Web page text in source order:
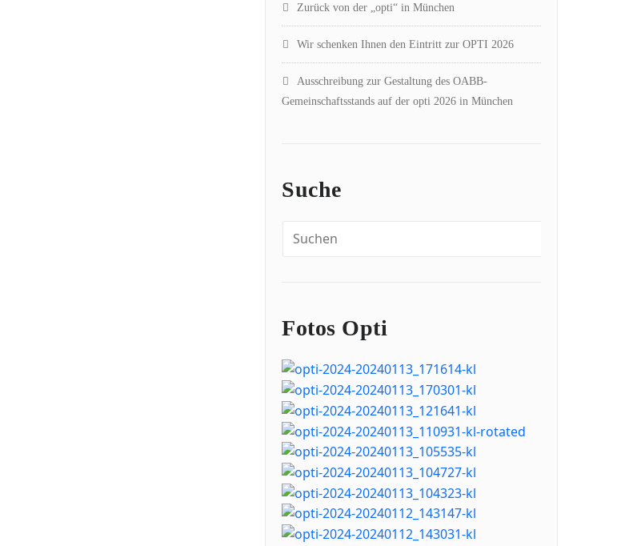
Zurück von der „opti“ in München
Wir schenken Ihnen den Eintritt zur OPTI 2026
Ausschreibung zur Gestaltung des OABB-
Gemeinschaftsstands auf der opti 2026 in München
Suche
Fotos Opti